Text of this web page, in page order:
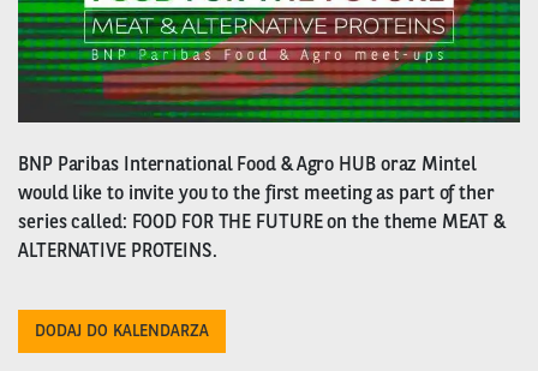
BNP Paribas International Food & Agro HUB oraz Mintel
would like to invite you to the first meeting as part of ther
series called: FOOD FOR THE FUTURE on the theme MEAT &
ALTERNATIVE PROTEINS.
DODAJ DO KALENDARZA